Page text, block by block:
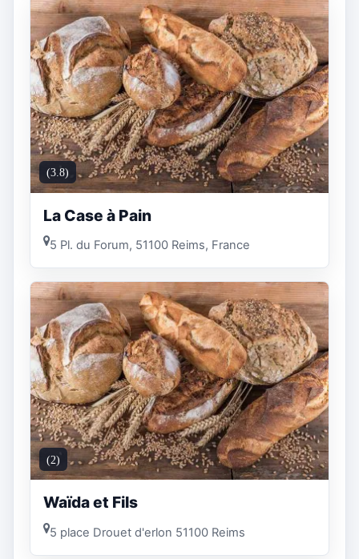
(3.8)
La Case à Pain
5 Pl. du Forum, 51100 Reims, France
(2)
Waïda et Fils
5 place Drouet d'erlon 51100 Reims